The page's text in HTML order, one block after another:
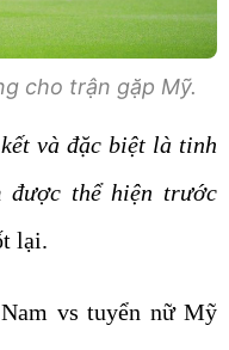
cho trận gặp Mỹ.
và đặc biệt là tinh
được thể hiện trước
lại.
vs tuyển nữ Mỹ